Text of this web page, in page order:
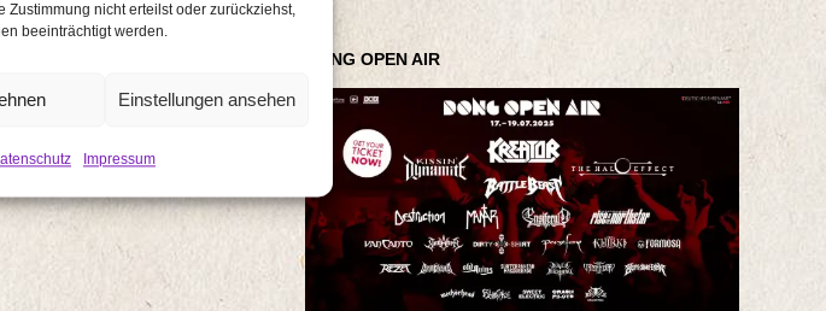
nicht erteilst oder zurückziehst,
beeinträchtigt werden.
Einstellungen ansehen
Impressum
DONG OPEN AIR